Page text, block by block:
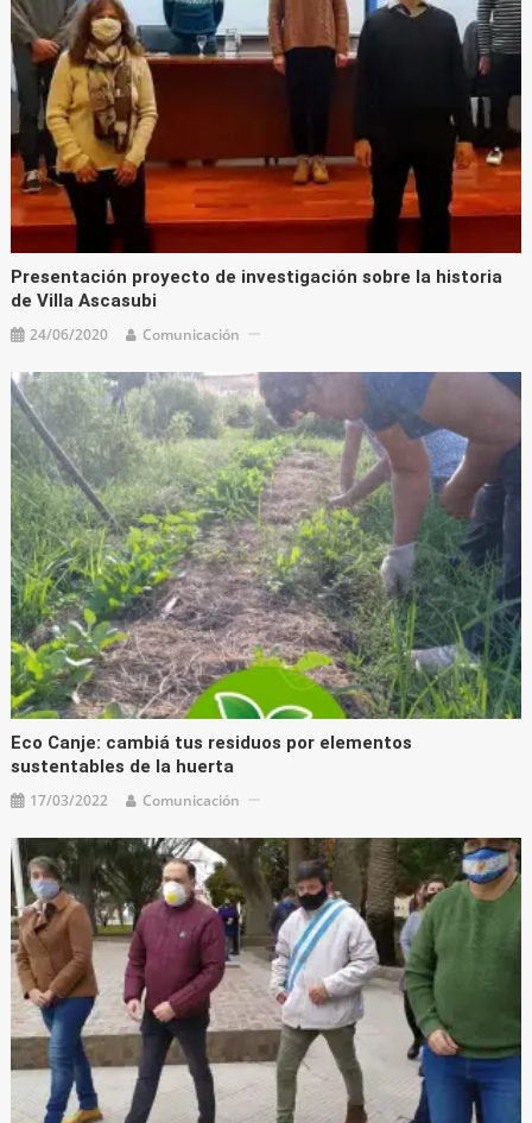
Presentación proyecto de investigación sobre la historia
de Villa Ascasubi
24/06/2020 Comunicación
Eco Canje: cambiá tus residuos por elementos
sustentables de la huerta
17/03/2022 Comunicación